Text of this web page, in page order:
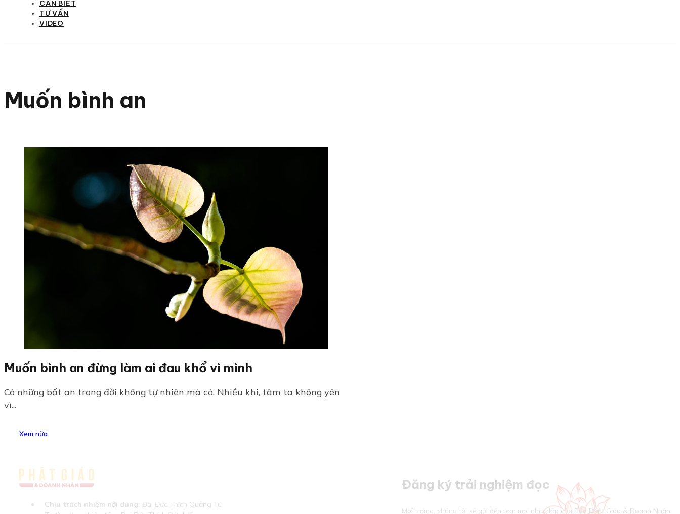
CẦN BIẾT
TƯ VẤN
VIDEO
Muốn bình an
Muốn bình an đừng làm ai đau khổ vì mình
Có những bất an trong đời không tự nhiên mà có. Nhiều khi, tâm ta không yên
vì...
Xem nữa
Chịu trách nhiệm nội dung: Đại Đức Thích Quảng Tú
Đăng ký trải nghiệm đọc
Mỗi tháng, chúng tôi sẽ gửi đến bạn mọi nhịp đập của Báo Phật Giáo & Doanh Nhân